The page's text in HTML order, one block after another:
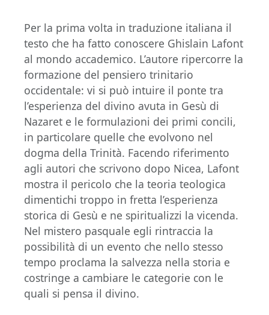
Per la prima volta in traduzione italiana il
testo che ha fatto conoscere Ghislain Lafont
al mondo accademico. L’autore ripercorre la
formazione del pensiero trinitario
occidentale: vi si può intuire il ponte tra
l’esperienza del divino avuta in Gesù di
Nazaret e le formulazioni dei primi concili,
in particolare quelle che evolvono nel
dogma della Trinità. Facendo riferimento
agli autori che scrivono dopo Nicea, Lafont
mostra il pericolo che la teoria teologica
dimentichi troppo in fretta l’esperienza
storica di Gesù e ne spiritualizzi la vicenda.
Nel mistero pasquale egli rintraccia la
possibilità di un evento che nello stesso
tempo proclama la salvezza nella storia e
costringe a cambiare le categorie con le
quali si pensa il divino.